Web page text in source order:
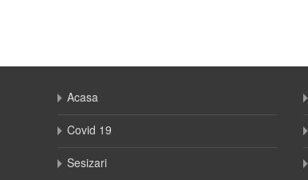
Acasa
Covid 19
Sesizari